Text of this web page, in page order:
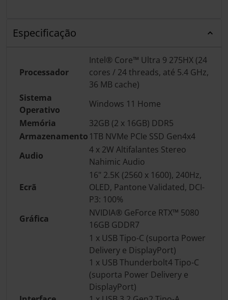
Especificação
Processador
Intel® Core™ Ultra 9 275HX (24
cores / 24 threads, até 5.4 GHz,
36 MB cache)
Sistema
Operativo
Windows 11 Home
Memória
32GB (2 x 16GB) DDR5
Armazenamento 1TB NVMe PCIe SSD Gen4x4
Audio
4 x 2W Altifalantes Stereo
Nahimic Audio
Ecrã
16" 2.5K (2560 x 1600), 240Hz,
OLED, Pantone Validated, DCI-
P3: 100%
Gráfica
NVIDIA® GeForce RTX™ 5080
16GB GDDR7
1 x USB Tipo-C (suporta Power
Delivery e DisplayPort)
1 x USB Thunderbolt4 Tipo-C
(suporta Power Delivery e
DisplayPort)